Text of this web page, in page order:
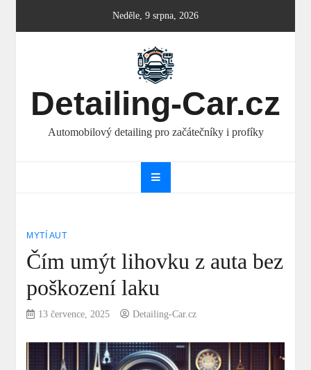
Neděle, 9 srpna, 2026
Detailing-Car.cz
Automobilový detailing pro začátečníky i profíky
MYTÍ AUT
Čím umýt lihovku z auta bez
poškození laku
13 července, 2025 Detailing-Car.cz